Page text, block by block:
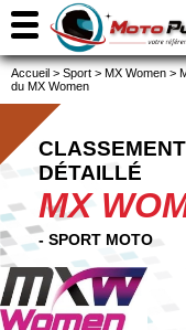
Accueil > Sport > MX Women >
du MX Women
DÉTAILLÉ
MX
- SPORT MOTO